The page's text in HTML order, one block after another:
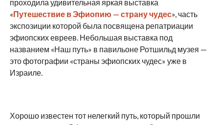
проходила удивительная яркая выставка
«Путешествие в Эфиопию — страну чудес», часть
экспозиции которой была посвящена репатриации
эфиопских евреев. Небольшая выставка под
названием «Наш путь» в павильоне Ротшильд музея —
это фотографии «страны эфиопских чудес» уже в
Израиле.
Хорошо известен тот нелегкий путь, который прошли